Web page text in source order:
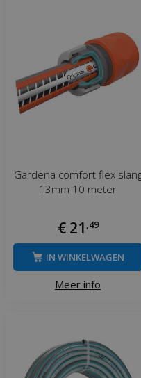
Gardena comfort flex
13mm 10 meter
€ 21 49
Meer info
IN WINKELWAGEN